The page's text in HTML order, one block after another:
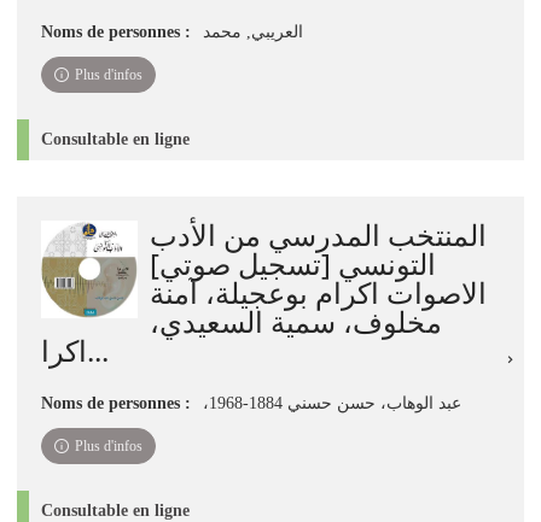
Noms de personnes : العريبي, محمد
Plus d'infos
Consultable en ligne
المنتخب المدرسي من الأدب
التونسي [تسجيل صوتي]
الاصوات اكرام بوعجيلة، آمنة
مخلوف، سمية السعيدي،
اكرا...
Noms de personnes : ،عبد الوهاب، حسن حسني 1884-1968
Plus d'infos
Consultable en ligne